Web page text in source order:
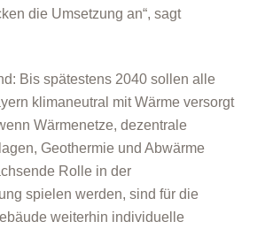
die Umsetzung an“, sagt
Bis spätestens 2040 sollen alle
klimaneutral mit Wärme versorgt
Wärmenetze, dezentrale
Geothermie und Abwärme
Rolle in der
spielen werden, sind für die
weiterhin individuelle